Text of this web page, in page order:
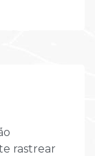
rastrear